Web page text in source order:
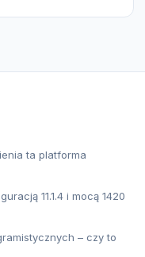
ta platforma
11.1.4 i mocą 1420
– czy to